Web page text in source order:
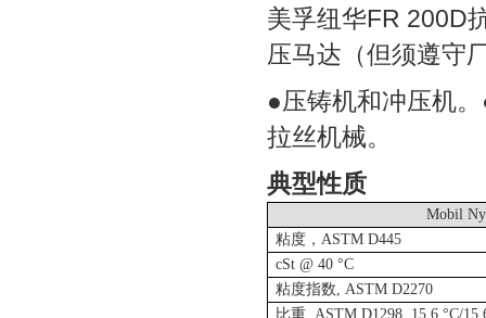
美孚纽华FR 200D
压马达（但须遵守
●压铸机和冲压机
拉丝机械。
典型性质
Mobil
粘度， ASTM D445
cSt @ 40 °C
粘度指数, ASTM D2270
比重, ASTM D1298, 15.6 °C/